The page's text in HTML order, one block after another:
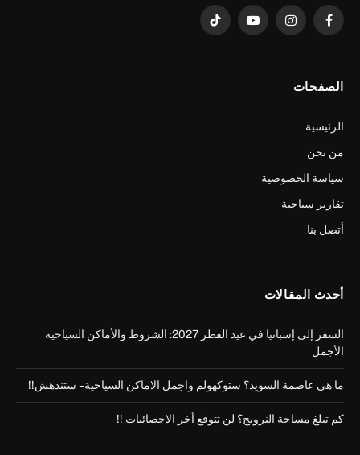
فيسبوكالانستغراميوتيوب تيكتوك
الصفحات
الرئيسية
من نحن
سياسة الخصوصية
تقارير سياحية
أتصل بنا
أحدث المقالات
السفر إلى إسبانيا في عيد الفطر 2027: الشروط والأماكن السياحية
الأجمل
ما هي عاصمة السويد؟ ستوكهولم واجمل الاماكن السياحية – ستندهش!!
كم تبلغ مساحة النرويج؟ لن تتوقع أخر الاحصائيات !!